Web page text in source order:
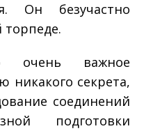
Он безучастно
торпеде.
очень важное
никакого секрета,
соединений
подготовки